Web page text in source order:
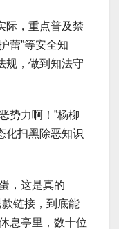
际，重点普及禁
蕾”等安全知
规，做到知法守
势力啊！”杨柳
化扫黑除恶知识
，这是真的
款链接，到底能
息亭里，数十位